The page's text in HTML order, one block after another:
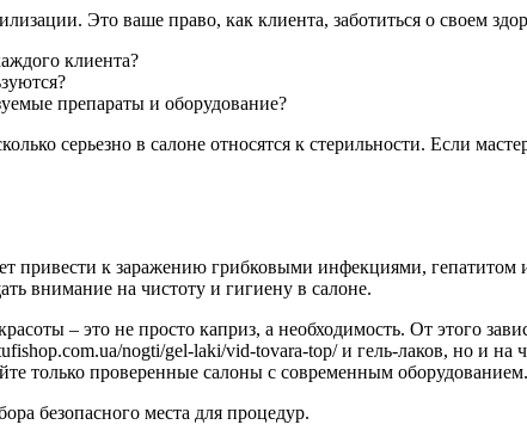
Это ваше право, как клиента, заботиться о своем
клиента?
препараты и оборудование?
серьезно в салоне относятся к стерильности. Если
привести к заражению грибковыми инфекциями,
внимание на чистоту и гигиену в салоне.
– это не просто каприз, а необходимость. От этого
nogti/gel-laki/vid-tovara-top/ и гель-лаков, но и
только проверенные салоны с современным оборудованием.
безопасного места для процедур.